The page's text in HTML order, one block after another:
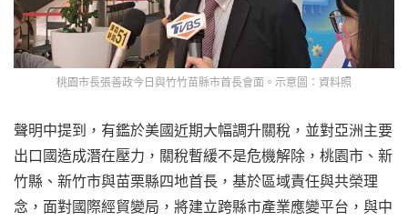
桃園市長張善政今日與竹竹苗縣市首長會面。示意圖：資料照
聲明中提到，有鑑於美國近期大幅調升關稅，並對亞洲主要
出口國造成潛在壓力，關稅暫緩不是危機解除，桃園市、新
竹縣、新竹市與苗栗縣四地首長，基於區域責任與共榮理
念，面對國際經貿變局，將建立跨縣市產業應變平台，與中